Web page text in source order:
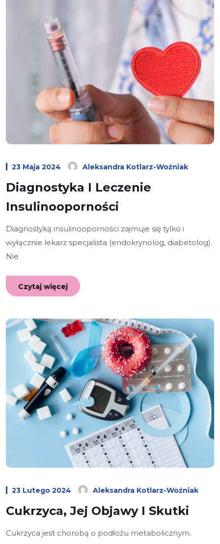
23 Maja 2024 Aleksandra Kotlarz-Woźniak
Diagnostyka I Leczenie
Insulinooporności
Diagnostyką insulinooporności zajmuje się tylko i
wyłącznie lekarz specjalista (endokrynolog, diabetolog).
Nie
Czytaj więcej
23 Lutego 2024 Aleksandra Kotlarz-Woźniak
Cukrzyca, Jej Objawy I Skutki
Cukrzyca jest chorobą o podłożu metabolicznym.